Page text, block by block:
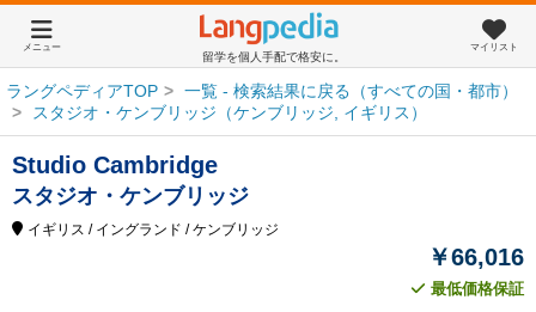
留学を個人手配で格安に。
メニュー マイリスト
ラングペディアTOP
一覧 - 検索結果に戻る（すべての国・都市）
スタジオ・ケンブリッジ（ケンブリッジ, イギリス）
Studio Cambridge
スタジオ・ケンブリッジ
イギリス / イングランド / ケンブリッジ
￥66,016
最低価格保証